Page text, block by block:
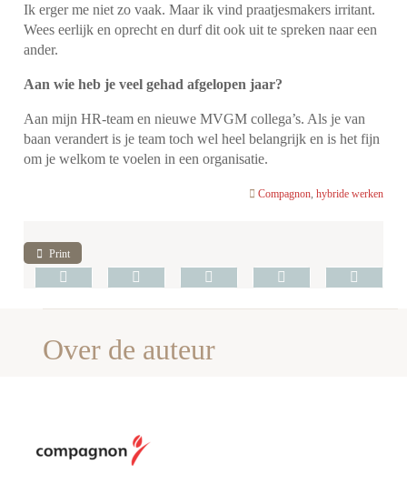
Ik erger me niet zo vaak. Maar ik vind praatjesmakers irritant.
Wees eerlijk en oprecht en durf dit ook uit te spreken naar een
ander.
Aan wie heb je veel gehad afgelopen jaar?
Aan mijn HR-team en nieuwe MVGM collega’s. Als je van
baan verandert is je team toch wel heel belangrijk en is het fijn
om je welkom te voelen in een organisatie.
Compagnon, hybride werken
Print
Over de auteur